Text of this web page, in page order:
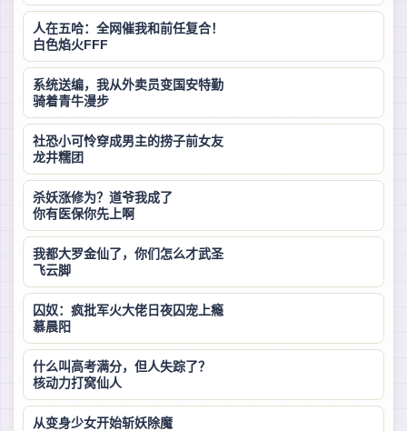
人在五哈：全网催我和前任复合！
白色焰火FFF
系统送编，我从外卖员变国安特勤
骑着青牛漫步
社恐小可怜穿成男主的捞子前女友
龙井糯团
杀妖涨修为？道爷我成了
你有医保你先上啊
我都大罗金仙了，你们怎么才武圣
飞云脚
囚奴：疯批军火大佬日夜囚宠上瘾
慕晨阳
什么叫高考满分，但人失踪了？
核动力打窝仙人
从变身少女开始斩妖除魔